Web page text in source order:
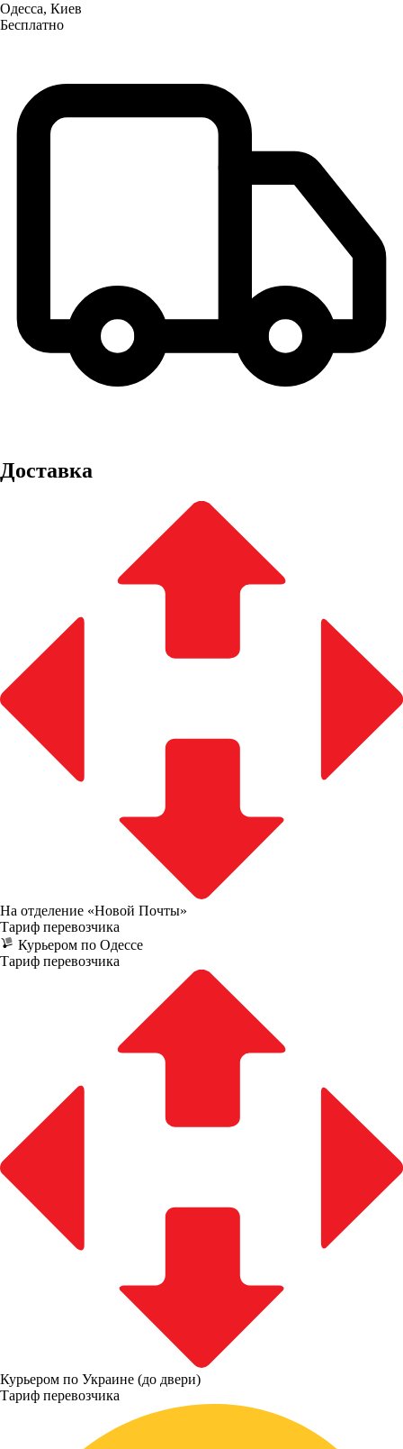
Одесса, Киев
Бесплатно
Доставка
На отделение «Новой Почты»
Тариф перевозчика
Курьером по Одессе
Тариф перевозчика
Курьером по Украине (до двери)
Тариф перевозчика